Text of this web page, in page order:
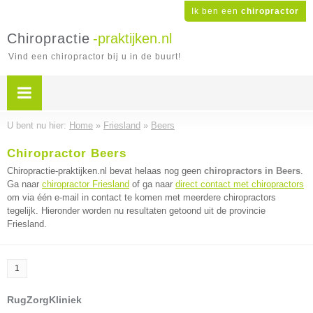
Ik ben een chiropractor
Chiropractie -praktijken.nl
Vind een chiropractor bij u in de buurt!
U bent nu hier: Home » Friesland » Beers
Chiropractor Beers
Chiropractie-praktijken.nl bevat helaas nog geen chiropractors in Beers.
Ga naar chiropractor Friesland of ga naar direct contact met chiropractors
om via één e-mail in contact te komen met meerdere chiropractors
tegelijk. Hieronder worden nu resultaten getoond uit de provincie
Friesland.
1
RugZorgKliniek